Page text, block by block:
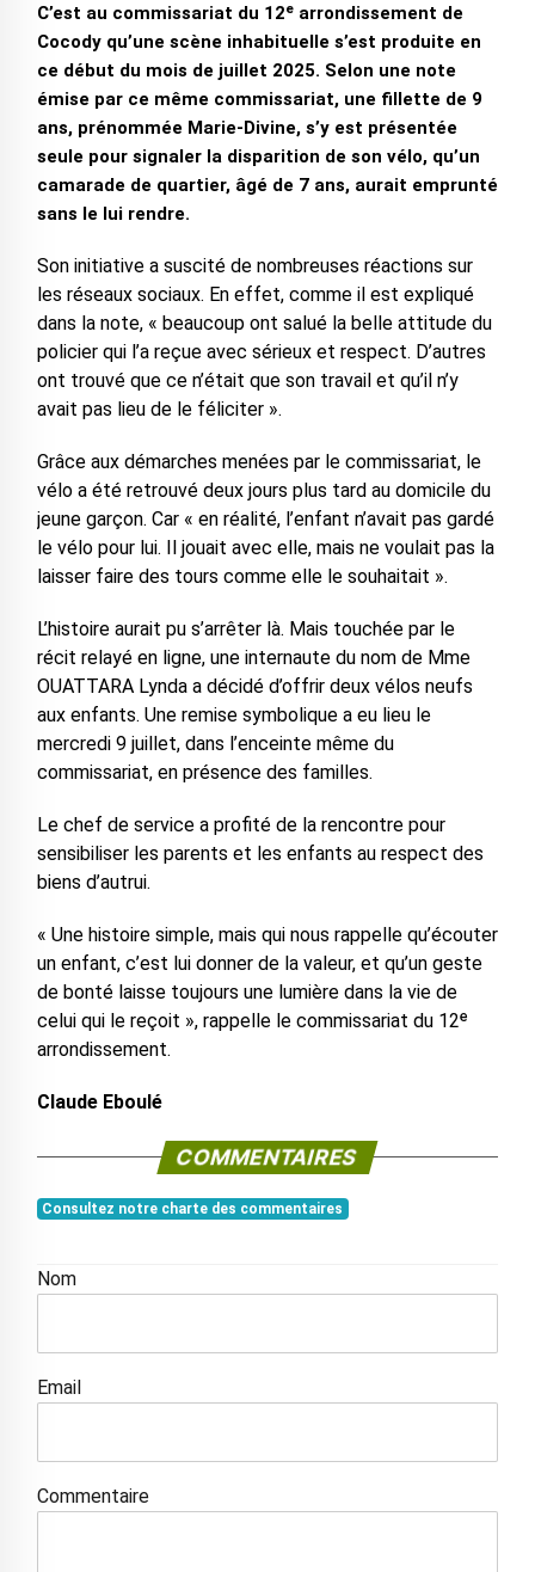
C’est au commissariat du 12ᵉ arrondissement de
Cocody qu’une scène inhabituelle s’est produite en
ce début du mois de juillet 2025. Selon une note
émise par ce même commissariat, une fillette de 9
ans, prénommée Marie-Divine, s’y est présentée
seule pour signaler la disparition de son vélo, qu’un
camarade de quartier, âgé de 7 ans, aurait emprunté
sans le lui rendre.
Son initiative a suscité de nombreuses réactions sur
les réseaux sociaux. En effet, comme il est expliqué
dans la note, « beaucoup ont salué la belle attitude du
policier qui l’a reçue avec sérieux et respect. D’autres
ont trouvé que ce n’était que son travail et qu’il n’y
avait pas lieu de le féliciter ».
Grâce aux démarches menées par le commissariat, le
vélo a été retrouvé deux jours plus tard au domicile du
jeune garçon. Car « en réalité, l’enfant n’avait pas gardé
le vélo pour lui. Il jouait avec elle, mais ne voulait pas la
laisser faire des tours comme elle le souhaitait ».
L’histoire aurait pu s’arrêter là. Mais touchée par le
récit relayé en ligne, une internaute du nom de Mme
OUATTARA Lynda a décidé d’offrir deux vélos neufs
aux enfants. Une remise symbolique a eu lieu le
mercredi 9 juillet, dans l’enceinte même du
commissariat, en présence des familles.
Le chef de service a profité de la rencontre pour
sensibiliser les parents et les enfants au respect des
biens d’autrui.
« Une histoire simple, mais qui nous rappelle qu’écouter
un enfant, c’est lui donner de la valeur, et qu’un geste
de bonté laisse toujours une lumière dans la vie de
celui qui le reçoit », rappelle le commissariat du 12ᵉ
arrondissement.
Claude Eboulé
COMMENTAIRES
Consultez notre charte des commentaires
Nom
Email
Commentaire